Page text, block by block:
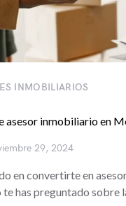
INMOBILIARIOS
asesor inmobiliario en
29, 2024
en convertirte en
te has preguntado sobre